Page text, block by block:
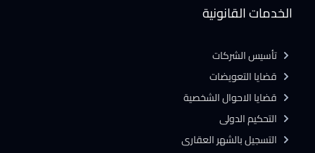
الخدمات القانونية
تأسيس الشركات
قضايا التعويضات
قضايا الاحوال الشخصية
التحكيم الدولى
التسجيل بالشهر العقارى